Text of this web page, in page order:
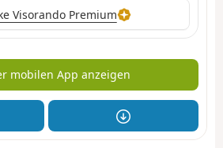
Visorando Premium
mobilen App anzeigen